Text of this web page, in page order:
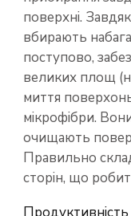
поверхні.
вбирають
поступово,
великих площ
миття
мікрофібри.
очищають
Правильно
сторін, що
Продуктивність